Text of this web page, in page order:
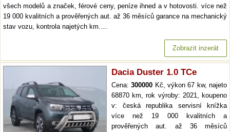
všech modelů a značek, férové ceny, peníze ihned a v hotovosti. více než
19 000 kvalitních a prověřených aut. až 36 měsíců garance na mechanický
stav vozu, kontrola najetých km.…
Zobrazit inzerát
Dacia Duster 1.0 TCe
Cena:300000 Kč, výkon 67 kw, najeto
68870 km, rok výroby: 2021, koupeno
v: česká republika servisní knížka
více než 19 000 kvalitních a
prověřených aut. až 36 měsíců